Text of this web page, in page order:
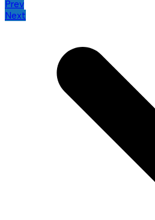
Prev
Next